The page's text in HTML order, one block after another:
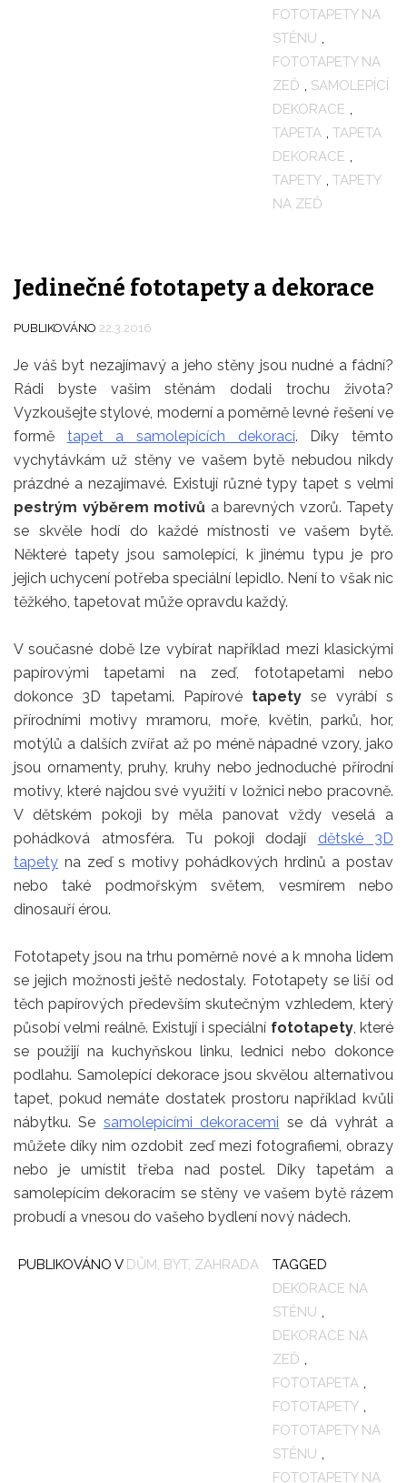
FOTOTAPETY NA
STĚNU ,
FOTOTAPETY NA
ZEĎ , SAMOLEPÍCÍ
DEKORACE ,
TAPETA , TAPETA
DEKORACE ,
TAPETY , TAPETY
NA ZEĎ
Jedinečné fototapety a dekorace
PUBLIKOVÁNO 22.3.2016
Je váš byt nezajímavý a jeho stěny jsou nudné a fádní?
Rádi byste vašim stěnám dodali trochu života?
Vyzkoušejte stylové, moderní a poměrně levné řešení ve
formě tapet a samolepících dekorací. Díky těmto
vychytávkám už stěny ve vašem bytě nebudou nikdy
prázdné a nezajímavé. Existují různé typy tapet s velmi
pestrým výběrem motivů a barevných vzorů. Tapety
se skvěle hodí do každé místnosti ve vašem bytě.
Některé tapety jsou samolepící, k jinému typu je pro
jejich uchycení potřeba speciální lepidlo. Není to však nic
těžkého, tapetovat může opravdu každý.
V současné době lze vybírat například mezi klasickými
papírovými tapetami na zeď, fototapetami nebo
dokonce 3D tapetami. Papírové tapety se vyrábí s
přírodními motivy mramoru, moře, květin, parků, hor,
motýlů a dalších zvířat až po méně nápadné vzory, jako
jsou ornamenty, pruhy, kruhy nebo jednoduché přírodní
motivy, které najdou své využití v ložnici nebo pracovně.
V dětském pokoji by měla panovat vždy veselá a
pohádková atmosféra. Tu pokoji dodají dětské 3D
tapety na zeď s motivy pohádkových hrdinů a postav
nebo také podmořským světem, vesmírem nebo
dinosauří érou.
Fototapety jsou na trhu poměrně nové a k mnoha lidem
se jejich možnosti ještě nedostaly. Fototapety se liší od
těch papírových především skutečným vzhledem, který
působí velmi reálně. Existují i speciální fototapety, které
se použijí na kuchyňskou linku, lednici nebo dokonce
podlahu. Samolepící dekorace jsou skvělou alternativou
tapet, pokud nemáte dostatek prostoru například kvůli
nábytku. Se samolepícími dekoracemi se dá vyhrát a
můžete díky nim ozdobit zeď mezi fotografiemi, obrazy
nebo je umístit třeba nad postel. Díky tapetám a
samolepícím dekoracím se stěny ve vašem bytě rázem
probudí a vnesou do vašeho bydlení nový nádech.
PUBLIKOVÁNO V DŮM, BYT, ZAHRADA
TAGGED
DEKORACE NA
STĚNU ,
DEKORACE NA
ZEĎ ,
FOTOTAPETA ,
FOTOTAPETY ,
FOTOTAPETY NA
STĚNU ,
FOTOTAPETY NA